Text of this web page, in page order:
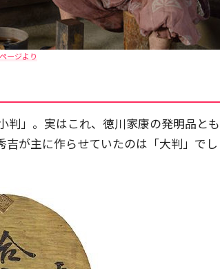
ージより
判」。実はこれ、徳川家康の発明品とも
が主に作らせていたのは「大判」でし